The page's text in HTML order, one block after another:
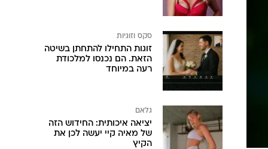
סקס וזוגיות
זוגות התחילו להתחתן בשיטה
הזאת. הם נכנסו למלכודת
רעה במיוחד
גלאם
יציאה איכותית: החידוש הזה
של מאיה קיי יעשה לכן את
הקיץ